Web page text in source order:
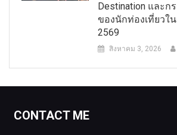
Destination และก
ของนักท่องเที่ยวใ
2569
สิงหาคม 3, 2026
CONTACT ME